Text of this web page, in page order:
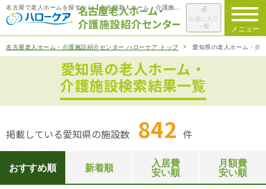
メニュー
お気に入り
一覧
ハローケアについて
老人ホームを検索する
施設選びのポイント
ご入居までの流れ
名古屋老人ホーム・介護施設紹介センター ハローケア トップ 愛知県の老人ホーム・介
愛知県の老人ホーム・
介護施設検索結果一覧
掲載している愛知県の施設数 842 件
おすすめ順 新着順
入居費
安い順
月額費
安い順